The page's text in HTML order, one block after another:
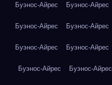
Буэнос-Айрес Буэнос-Айрес
Буэнос-Айрес Буэнос-Айрес
Буэнос-Айрес Буэнос-Айрес
Буэнос-Айрес Буэнос-Айрес